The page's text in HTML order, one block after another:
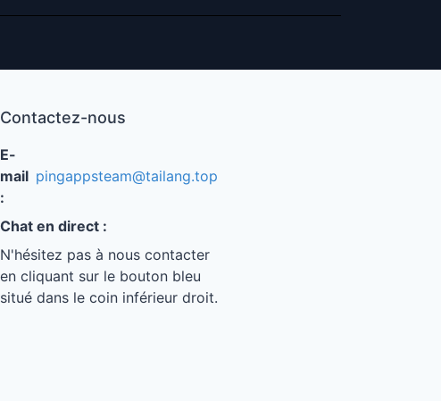
Contactez-nous
E-
mail
:
pingappsteam@tailang.top
Chat en direct :
N'hésitez pas à nous contacter
en cliquant sur le bouton bleu
situé dans le coin inférieur droit.